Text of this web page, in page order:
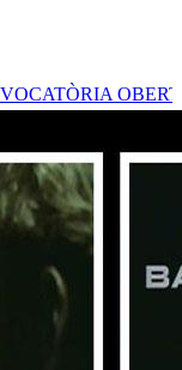
OBERTA